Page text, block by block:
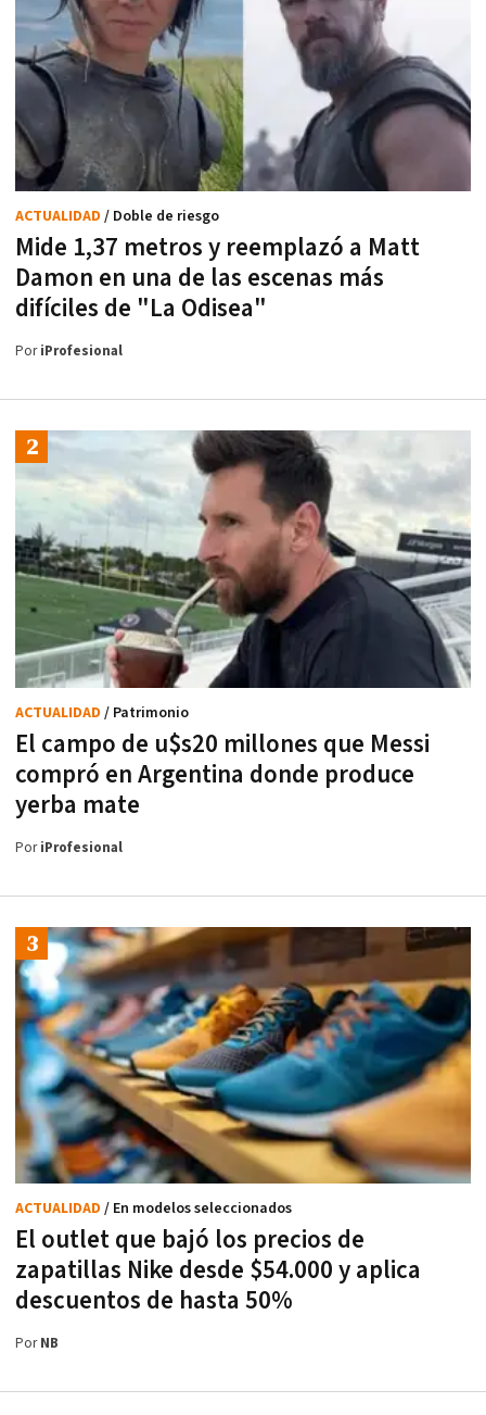
Mide 1,37 metros y reemplazó a Matt
Damon en una de las escenas más
difíciles de "La Odisea"
ACTUALIDAD / Doble de riesgo
PoriProfesional
El campo de u$s20 millones que Messi
compró en Argentina donde produce
yerba mate
ACTUALIDAD / Patrimonio
PoriProfesional
El outlet que bajó los precios de
zapatillas Nike desde $54.000 y aplica
descuentos de hasta 50%
ACTUALIDAD / En modelos seleccionados
PorNB